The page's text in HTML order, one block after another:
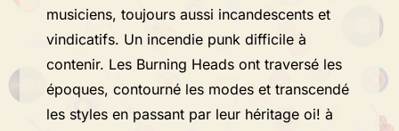
musiciens, toujours aussi incandescents et
vindicatifs. Un incendie punk difficile à
contenir. Les Burning Heads ont traversé les
époques, contourné les modes et transcendé
les styles en passant par leur héritage oi! à